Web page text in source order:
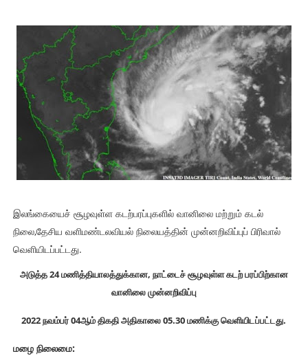
இலங்கையைச் சூழவுள்ள கடற்பரப்புகளில் வானிலை மற்றும் கடல்
நிலை,தேசிய வளிமண்டலவியல் நிலையத்தின் முன்னறிவிப்புப் பிரிவால்
வெளியிடப்பட்டது.
அடுத்த24மணித்தியாலத்துக்கான, நாட்டைச் சூழவுள்ளகடற் பரப்பிற்கான
வானிலை முன்னறிவிப்பு
2022 நவம்பர் 04ஆம் திகதி அதிகாலை05.30மணிக்கு வெளியிடப்பட்டது.
மழை நிலைமை: